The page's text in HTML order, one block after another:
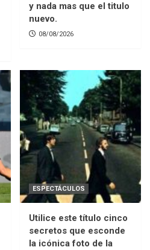
y nada mas que el titulo
nuevo.
08/08/2026
ESPECTÁCULOS
Utilice este título cinco
secretos que esconde
la icónica foto de la